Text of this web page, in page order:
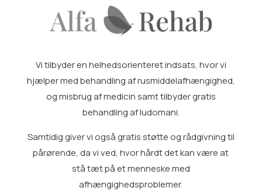
Vi tilbyder en helhedsorienteret indsats, hvor vi
hjælper medbehandling af rusmiddelafhængighed,
og misbrug af medicin samt tilbyder gratis
behandling af ludomani.
Samtidig giver vi også gratisstøtte og rådgivning til
pårørende, da vi ved, hvor hårdt det kan være at
stå tæt på et menneske med
afhængighedsproblemer.